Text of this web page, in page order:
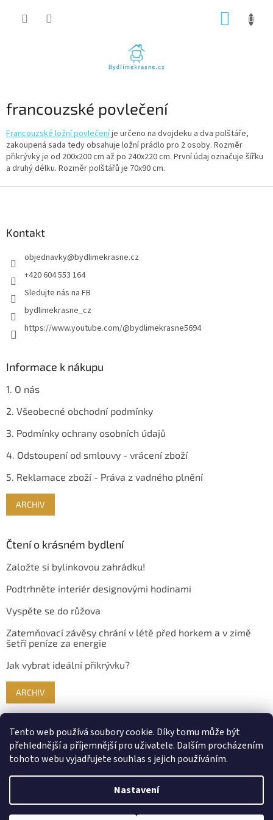
Tento web používá soubory cookie. Díky tomu může být
přehlednější a příjemnější pro uživatele. Dalším procházením
tohoto webu vyjadřujete souhlas s jejich používáním.
Nastavení
francouzské povlečení
Francouzské ložní povlečeníje určeno na dvojdeku a dva polštáře,
zakoupená sada tedy obsahuje ložní prádlo pro 2 osoby. Rozměr
přikrývky je od 200x200 cm až po 240x220 cm. První údaj označuje šířku
a druhý délku. Rozměr polštářů je 70x90 cm.
Kontakt
objednavky@bydlimekrasne.cz
+420 604 553 164
Sledujte nás na FB
bydlimekrasne_cz
https://www.youtube.com/@bydlimekrasne5694
Informace k nákupu
1. O nás
2. Všeobecné obchodní podmínky
3. Podmínky ochrany osobních údajů
4. Odstoupení od smlouvy - vrácení zboží
5. Reklamace zboží - Práva z vadného plnění
ARCHIV
Čtení o krásném bydlení
Založte si bylinkovou zahrádku!
Podtrhněte interiér designovými hodinami
Vyspěte se do růžova
Zatemňovací závěsy chrání v létě před horkem a v zimě
šetří peníze za energie
Jak vybrat ideální přikrývku?
ARCHIV
Vytvořil Shoptet